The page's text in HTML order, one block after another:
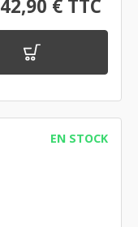
42,90 € TTC
EN STOCK